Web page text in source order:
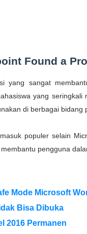
Found a
yang sangat
yang
di berbagai bidang
populer selain
pengguna
Mode Microsoft
Bisa Dibuka
2016 Permanen